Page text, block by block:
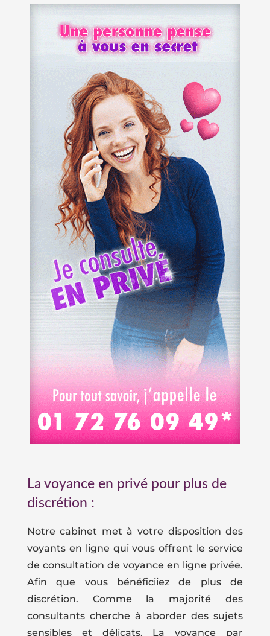
La voyance en privé pour plus de
discrétion :
Notre cabinet met à votre disposition des
voyants en ligne qui vous offrent le service
de consultation de voyance en ligne privée.
Afin que vous bénéficiiez de plus de
discrétion. Comme la majorité des
consultants cherche à aborder des sujets
sensibles et délicats. La voyance par